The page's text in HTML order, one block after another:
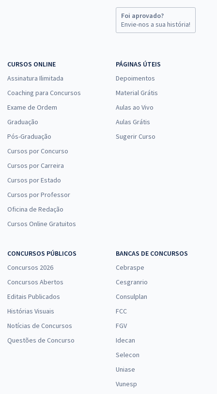
Foi aprovado?
Envie-nos a sua história!
CURSOS ONLINE
Assinatura Ilimitada
Coaching para Concursos
Exame de Ordem
Graduação
Pós-Graduação
Cursos por Concurso
Cursos por Carreira
Cursos por Estado
Cursos por Professor
Oficina de Redação
Cursos Online Gratuitos
PÁGINAS ÚTEIS
Depoimentos
Material Grátis
Aulas ao Vivo
Aulas Grátis
Sugerir Curso
CONCURSOS PÚBLICOS
Concursos 2026
Concursos Abertos
Editais Publicados
Histórias Visuais
Notícias de Concursos
Questões de Concurso
BANCAS DE CONCURSOS
Cebraspe
Cesgranrio
Consulplan
FCC
FGV
Idecan
Selecon
Uniase
Vunesp